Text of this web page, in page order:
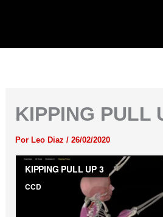
KIPPING PULL
Por Leo Diaz / 26/02/2020